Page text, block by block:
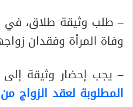
– طلب وثيقة طلاق، في
وفاة المرأة وفقدان
– يجب إحضار وثيقة إلى
المطلوبة لعقد الزواج من